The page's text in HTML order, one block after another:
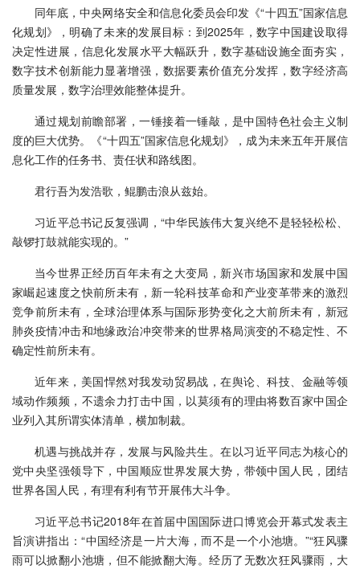
同年底，中央网络安全和信息化委员会印发《“十四五”国家信息
化规划》，明确了未来的发展目标：到2025年，数字中国建设取得
决定性进展，信息化发展水平大幅跃升，数字基础设施全面夯实，
数字技术创新能力显著增强，数据要素价值充分发挥，数字经济高
质量发展，数字治理效能整体提升。
通过规划前瞻部署，一锤接着一锤敲，是中国特色社会主义制
度的巨大优势。《“十四五”国家信息化规划》，成为未来五年开展信
息化工作的任务书、责任状和路线图。
君行吾为发浩歌，鲲鹏击浪从兹始。
习近平总书记反复强调，“中华民族伟大复兴绝不是轻轻松松、
敲锣打鼓就能实现的。”
当今世界正经历百年未有之大变局，新兴市场国家和发展中国
家崛起速度之快前所未有，新一轮科技革命和产业变革带来的激烈
竞争前所未有，全球治理体系与国际形势变化之大前所未有，新冠
肺炎疫情冲击和地缘政治冲突带来的世界格局演变的不稳定性、不
确定性前所未有。
近年来，美国悍然对我发动贸易战，在舆论、科技、金融等领
域动作频频，不遗余力打击中国，以莫须有的理由将数百家中国企
业列入其所谓实体清单，横加制裁。
机遇与挑战并存，发展与风险共生。在以习近平同志为核心的
党中央坚强领导下，中国顺应世界发展大势，带领中国人民，团结
世界各国人民，有理有利有节开展伟大斗争。
习近平总书记2018年在首届中国国际进口博览会开幕式发表主
旨演讲指出：“中国经济是一片大海，而不是一个小池塘。”“狂风骤
雨可以掀翻小池塘，但不能掀翻大海。经历了无数次狂风骤雨，大